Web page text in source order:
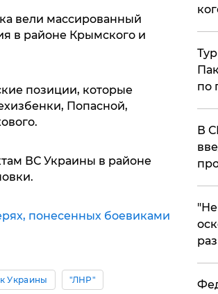
вели массированный
в районе Крымского и
позиции, которые
Попасной,
ВС Украины в районе
понесенных боевиками
Украины "ЛНР"
по
В